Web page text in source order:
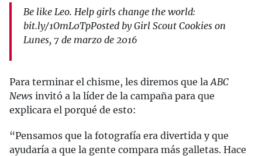
Be like Leo. Help girls change the world:
bit.ly/1OmL0TpPosted by Girl Scout Cookies on
Lunes, 7 de marzo de 2016
Para terminar el chisme, les diremos que laABC
News invitó a la líder de la campaña para que
explicara el porqué de esto:
“Pensamos que la fotografía era divertida y que
ayudaría a que la gente compara más galletas. Hace